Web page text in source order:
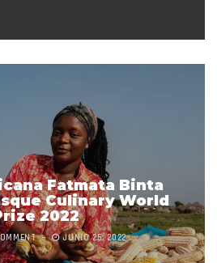
Fatmata Binta
Culinary World
2022
JUNIO 25, 2022